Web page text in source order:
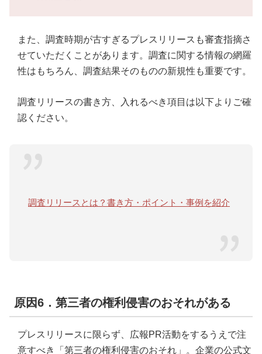
また、調査時期が古すぎるプレスリリースも審査指摘さ
せていただくことがあります。調査に関する情報の網羅
性はもちろん、調査結果そのものの新規性も重要です。
調査リリースの書き方、入れるべき項目は以下よりご確
認ください。
調査リリースとは？書き方・ポイント・事例を紹介
原因6．第三者の権利侵害のおそれがある
プレスリリースに限らず、広報PR活動をするうえで注
意すべき「第三者の権利侵害のおそれ」。企業の公式文